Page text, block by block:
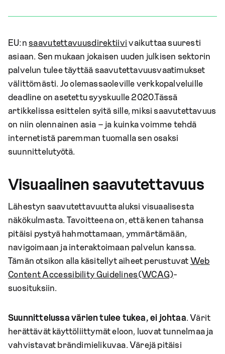
EU:n saavutettavuusdirektiivi vaikuttaa suuresti
asiaan. Sen mukaan jokaisen uuden julkisen sektorin
palvelun tulee täyttää saavutettavuusvaatimukset
välittömästi. Jo olemassaoleville verkkopalveluille
deadline on asetettu syyskuulle 2020.Tässä
artikkelissa esittelen syitä sille, miksi saavutettavuus
on niin olennainen asia – ja kuinka voimme tehdä
internetistä paremman tuomalla sen osaksi
suunnittelutyötä.
Visuaalinen saavutettavuus
Lähestyn saavutettavuutta aluksi visuaalisesta
näkökulmasta. Tavoitteena on, että kenen tahansa
pitäisi pystyä hahmottamaan, ymmärtämään,
navigoimaan ja interaktoimaan palvelun kanssa.
Tämän otsikon alla käsitellyt aiheet perustuvat Web
Content Accessibility Guidelines(WCAG)-
suosituksiin.
Suunnittelussa värien tulee tukea, ei johtaa. Värit
herättävät käyttöliittymät eloon, luovat tunnelmaa ja
vahvistavat brändimielikuvaa. Värejä pitäisi